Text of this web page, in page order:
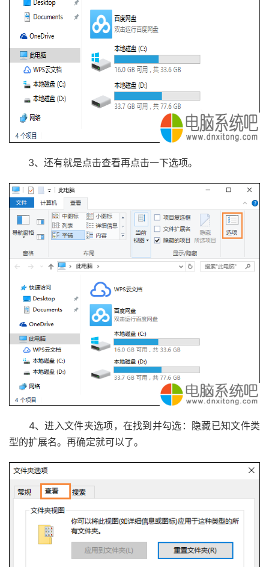
3、还有就是点击查看再点击一下选项。
4、进入文件夹选项，在找到并勾选：隐藏已知文件类
型的扩展名。再确定就可以了。